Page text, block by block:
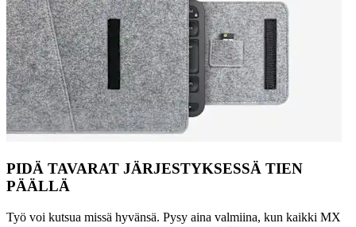
PIDÄ TAVARAT JÄRJESTYKSESSÄ TIEN
PÄÄLLÄ
Työ voi kutsua missä hyvänsä. Pysy aina valmiina, kun kaikki MX